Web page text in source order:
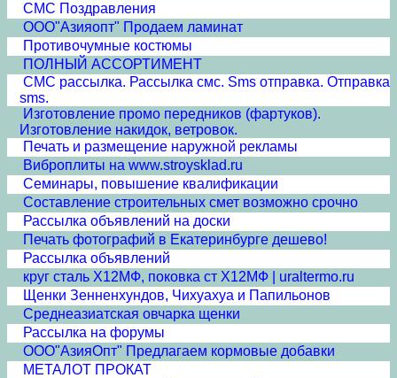
СМС Поздравления
ООО"Азияопт" Продаем ламинат
Противочумные костюмы
ПОЛНЫЙ АССОРТИМЕНТ
СМС рассылка. Рассылка смс. Sms отправка. Отправка
sms.
Изготовление промо передников (фартуков).
Изготовление накидок, ветровок.
Печать и размещение наружной рекламы
Виброплиты на www.stroysklad.ru
Семинары, повышение квалификации
Составление строительных смет возможно срочно
Рассылка объявлений на доски
Печать фотографий в Екатеринбурге дешево!
Рассылка объявлений
круг сталь Х12МФ, поковка ст Х12МФ | uraltermo.ru
Щенки Зенненхундов, Чихуахуа и Папильонов
Среднеазиатская овчарка щенки
Рассылка на форумы
ООО"АзияОпт" Предлагаем кормовые добавки
МЕТАЛОТ ПРОКАТ